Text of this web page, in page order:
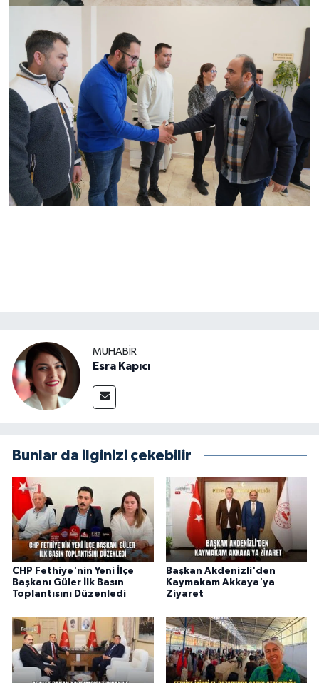
MUHABİR
Esra Kapıcı
Bunlar da ilginizi çekebilir
CHP Fethiye'nin Yeni İlçe
Başkanı Güler İlk Basın
Toplantısını Düzenledi
Başkan Akdenizli'den
Kaymakam Akkaya'ya
Ziyaret